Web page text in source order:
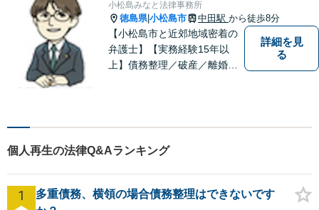
小松島みなと法律事務所
徳島県|小松島市 中田駅 から徒歩8分
【小松島市と近郊地域密着の
弁護士】【実務経験15年以
上】債務整理／破産／離婚／
幅広くご相談を受付中。実務
経験15年以上の弁護士が誠
実、丁寧に対応致します。
【無料相談あり】
詳細を見
る
個人再生の法律Q&Aランキング
1
多重債務、横領の場合債務整理はできないです